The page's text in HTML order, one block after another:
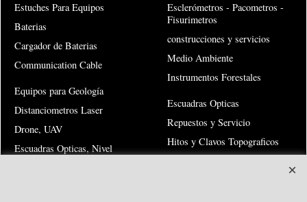
Estuches Para Equipos
Baterias
Cargador de Baterias
Communication Cable
Esclerómetros - Pacometros -
Fisurimetros
construcciones y servicios
Medio Ambiente
Instrumentos Forestales
Equipos para Geología
Distanciometros Laser
Drone, UAV
Escuadras Opticas, Nivel
Escuadras Opticas
Repuestos y Servicio
Hitos y Clavos Topograficos